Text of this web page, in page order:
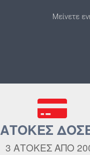
Μείνετε
ΑΤΟΚΕΣ
3 ΑΤΟΚΕΣ ΑΠΟ